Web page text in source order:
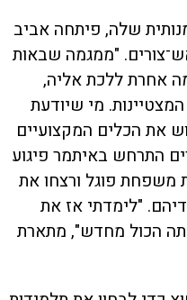
שלה, פיתחה אביב
"ממגמה שבאות
אחרת ללכת אליה,
מי שיודעת
את הכלים המקצועיים
התרחש באיתמר פיגוע
משפחת פוגל ורצחו את
"לימדתי אז את
הכול מחדש", מתארת